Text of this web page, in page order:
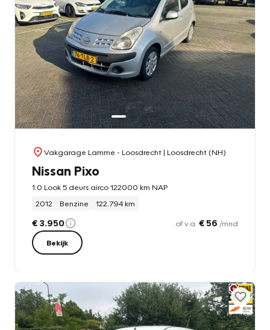
Vakgarage Lamme - Loosdrecht| Loosdrecht (NH)
Nissan Pixo
1.0 Look 5 deurs airco 122000 km NAP
2012
Benzine 122.794 km
€ 3.950 of v.a. € 56 /mnd
Bekijk